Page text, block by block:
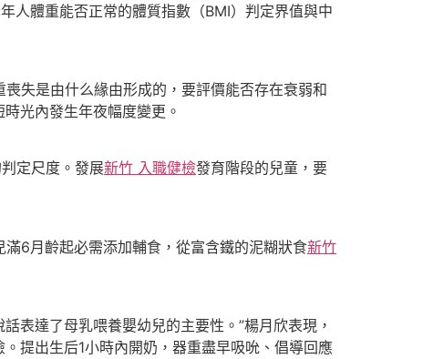
人體重能否正常的體質指數（BMI）判定界值與中
失是由什么緣由形成的，要評價能否存在衰弱和
時光內發生年夜幅度變更。
定尺度。發展新竹 入職健檢發育階段的兒童，要
6月齡起必需添加輔食，從富含鐵的泥糊狀食新竹
表達了母乳喂養嬰幼兒的主要性。”楊月欣表現，
提出生后1小時內開奶，器重盡早吸吮、倡導回應